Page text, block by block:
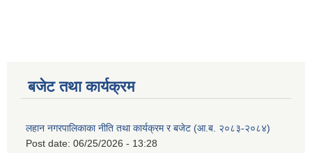
बजेट तथा कार्यक्रम
लहान नगरपालिकाका नीति तथा कार्यक्रम र बजेट (आ.ब. २०८३-२०८४)
Post date: 06/25/2026 - 13:28